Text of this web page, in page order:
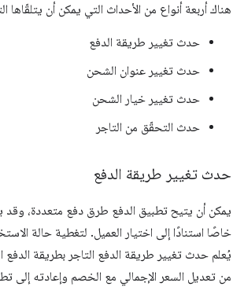
هناك أربعة أنواع من الأحداث التي يمكن أن يتلقّاها
حدث تغيير طريقة الدفع
حدث تغيير عنوان الشحن
حدث تغيير خيار الشحن
حدث التحقّق من التاجر
حدث تغيير طريقة الدفع
يمكن أن يتيح تطبيق الدفع طرق دفع متعددة، وقد
خاصًا استنادًا إلى اختيار العميل. لتغطية حالة
يُعلم حدث تغيير طريقة الدفع التاجر بطريقة
من تعديل السعر الإجمالي مع الخصم وإعادته إلى